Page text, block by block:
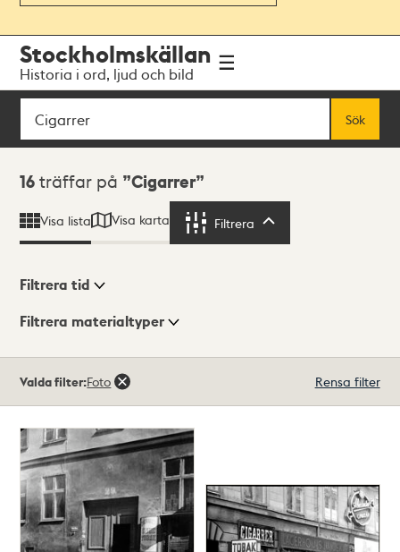
navigationen
huvudinnehållet
Stockholmskällan
Historia i ord, ljud och bild
Sök
Sök
Sökresultat
16 träffar på Cigarrer
Visa lista Visa karta Filtrera
Visningsläge
Filtrera tid
Filtrera materialtyper
träffar
Valda filter:Foto Rensa filter